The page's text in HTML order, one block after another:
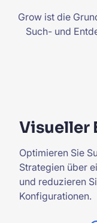
Grow ist die
Such- und
Visueller
Optimieren Sie
Strategien über
und reduzieren
Konfigurationen.